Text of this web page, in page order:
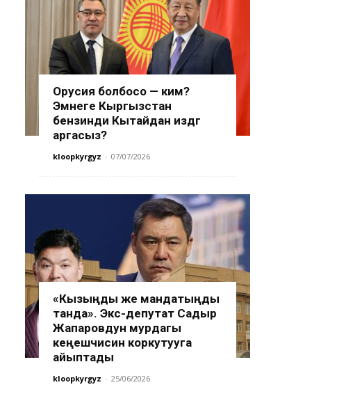
Орусия болбосо — ким?
Эмнеге Кыргызстан
бензинди Кытайдан издөөгө
аргасыз?
kloopkyrgyz - 07/07/2026
«Кызыңды же мандатыңды
танда». Экс-депутат Садыр
Жапаровдун мурдагы
кеңешчисин коркутууга
айыптады
kloopkyrgyz - 25/06/2026